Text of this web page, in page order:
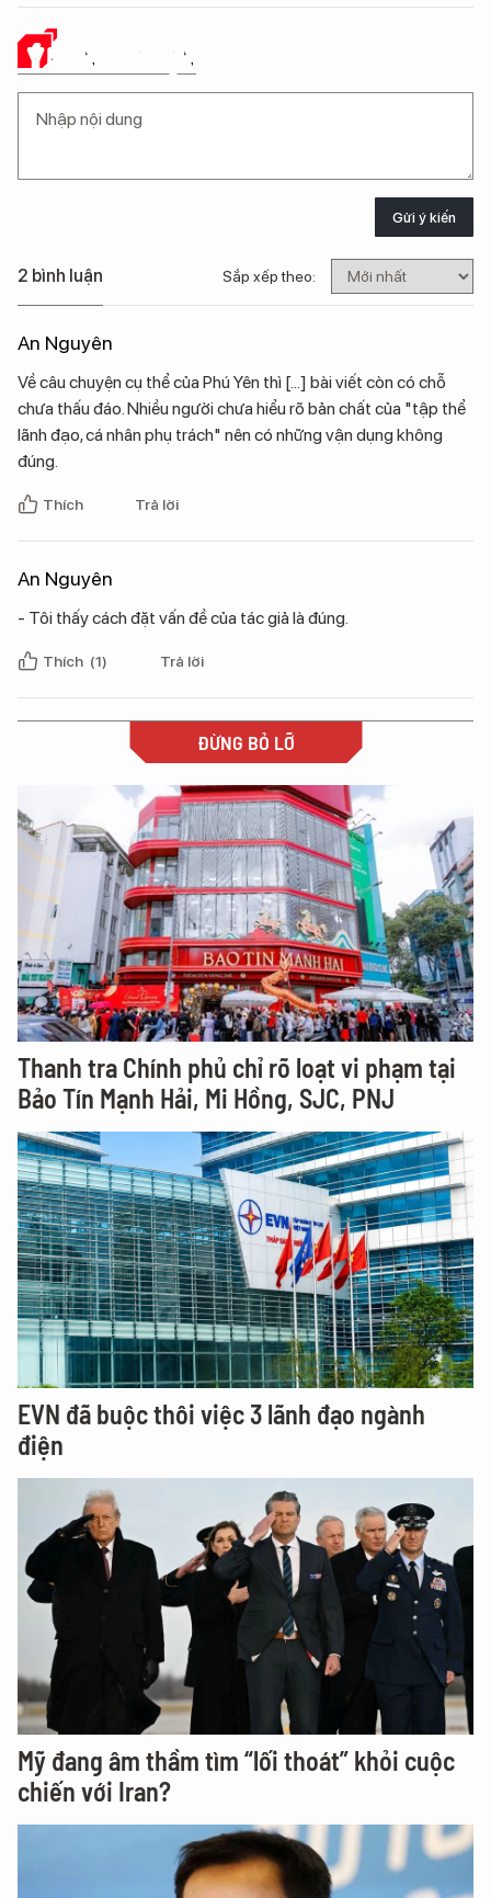
Ý KIẾN CỦA BẠN
Gửi ý kiến
2 bình luận Sắp xếp theo:
An Nguyên
Về câu chuyện cụ thể của Phú Yên thì [...] bài viết còn có chỗ
chưa thấu đáo. Nhiều người chưa hiểu rõ bản chất của "tập thể
lãnh đạo, cá nhân phụ trách" nên có những vận dụng không
đúng.
Thích Trả lời
An Nguyên
- Tôi thấy cách đặt vấn đề của tác giả là đúng.
Thích (1) Trả lời
ĐỪNG BỎ LỠ
Thanh tra Chính phủ chỉ rõ loạt vi phạm tại
Bảo Tín Mạnh Hải, Mi Hồng, SJC, PNJ
EVN đã buộc thôi việc 3 lãnh đạo ngành
điện
Mỹ đang âm thầm tìm “lối thoát” khỏi cuộc
chiến với Iran?